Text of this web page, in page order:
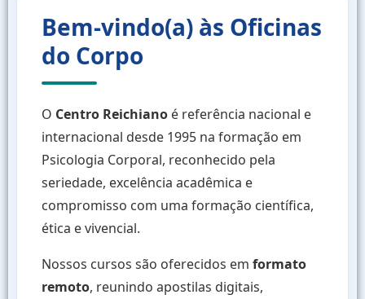
Bem-vindo(a) às Oficinas
do Corpo
O Centro Reichiano é referência nacional e
internacional desde 1995 na formação em
Psicologia Corporal, reconhecido pela
seriedade, excelência acadêmica e
compromisso com uma formação científica,
ética e vivencial.
Nossos cursos são oferecidos em formato
remoto, reunindo apostilas digitais,